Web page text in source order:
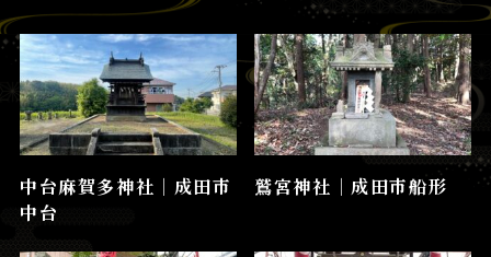
中台麻賀多神社│成田市
中台
鷲宮神社│成田市船形